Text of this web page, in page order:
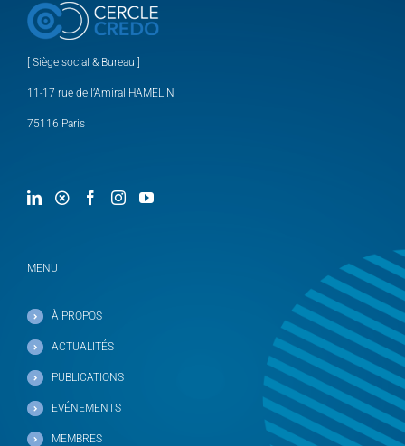
[ Siège social & Bureau ]
11-17 rue de l’Amiral HAMELIN
75116 Paris
MENU
À PROPOS
ACTUALITÉS
PUBLICATIONS
EVÉNEMENTS
MEMBRES